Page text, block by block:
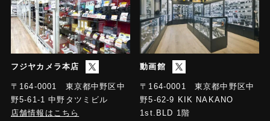
フジヤカメラ本店
〒164-0001 東京都中野区中
野5-61-1 中野タツミビル
店舗情報はこちら
動画館
〒164-0001 東京都中野区中
野5-62-9 KIK NAKANO
1st.BLD 1階